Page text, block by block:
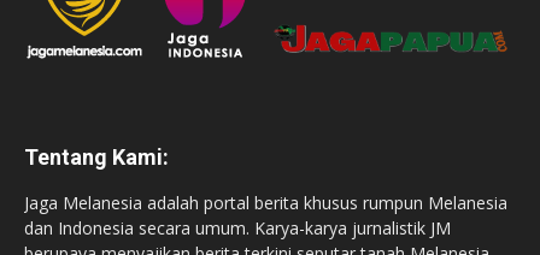
Tentang Kami:
Jaga Melanesia adalah portal berita khusus rumpun Melanesia
dan Indonesia secara umum. Karya-karya jurnalistik JM